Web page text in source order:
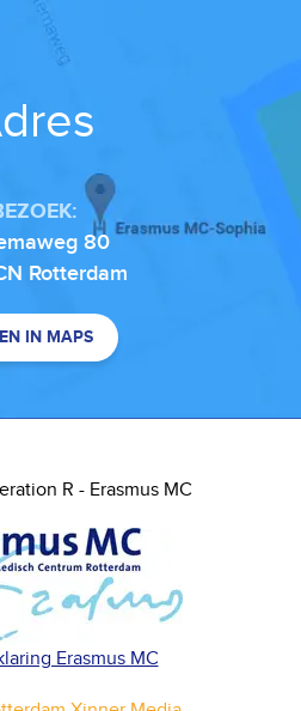
80
Rotterdam
IN MAPS
R - Erasmus MC
Erasmus MC